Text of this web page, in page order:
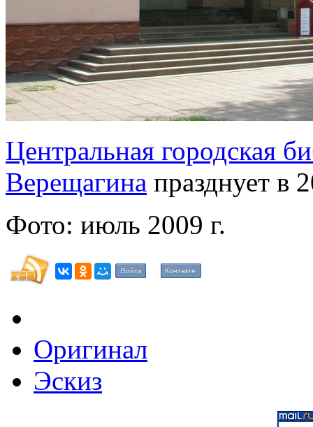
Центральная городская
Верещагина празднует в
Фото: июль 2009 г.
Войти Контакте
Оригинал
Эскиз